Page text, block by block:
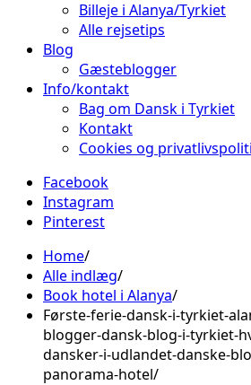
Billeje i Alanya/Tyrkiet
Alle rejsetips
Blog
Gæsteblogger
Info/kontakt
Bag om Dansk i Tyrkiet
Kontakt
Cookies og
Facebook
Instagram
Pinterest
Home
Alle indlæg
Book hotel i Alanya
Første-ferie-dansk-i-tyrkiet-
blogger-dansk-blog-i-tyrkiet-
dansker-i-udlandet-danske-
panorama-hotel